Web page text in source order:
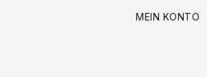
MEIN KONTO